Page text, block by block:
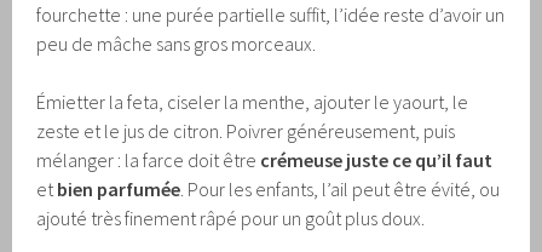
fourchette : une purée partielle suffit, l’idée reste d’avoir un
peu de mâche sans gros morceaux.
Émietter la feta, ciseler la menthe, ajouter le yaourt, le
zeste et le jus de citron. Poivrer généreusement, puis
mélanger : la farce doit être crémeuse juste ce qu’il faut
et bien parfumée . Pour les enfants, l’ail peut être évité, ou
ajouté très finement râpé pour un goût plus doux.